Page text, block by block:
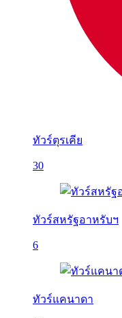
ทัวร์ตุรเคีย
30
ทัวร์สหรัฐอาหรับฯ
6
ทัวร์แคนาดา